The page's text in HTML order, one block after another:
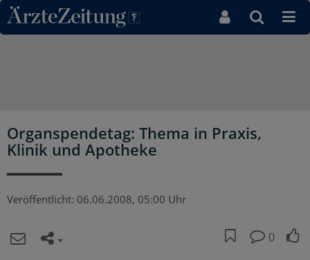
Direkt zum Inhaltsbereich
Organspendetag: Thema in Praxis,
Klinik und Apotheke
Veröffentlicht: 06.06.2008, 05:00 Uhr
0